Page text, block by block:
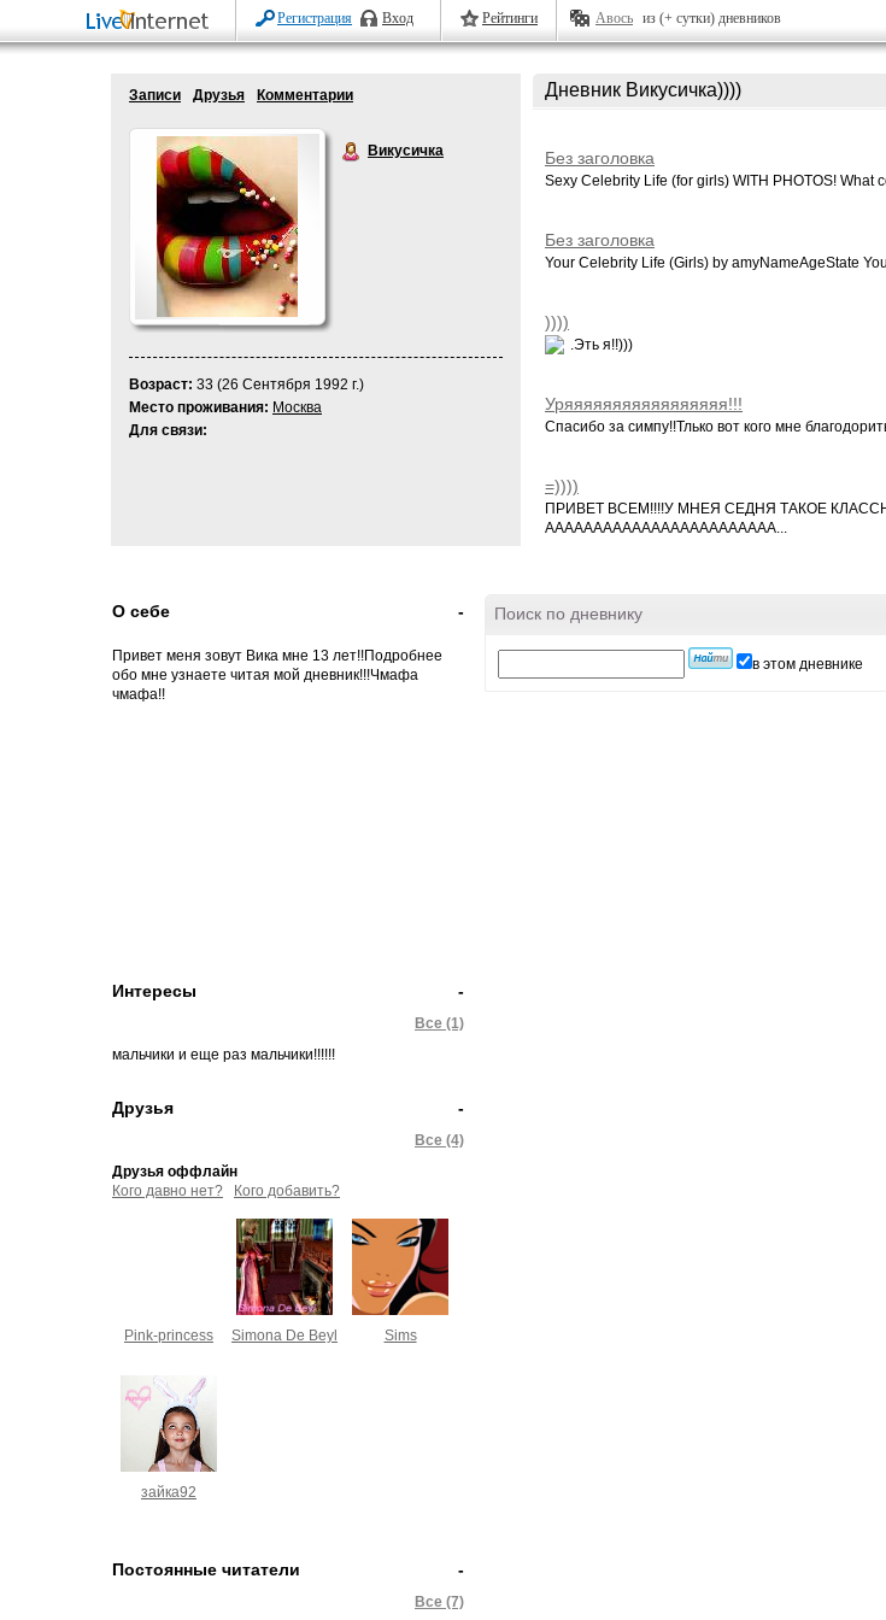
Регистрация Вход Рейтинги Авось из (+ сутки) дневников
Записи Друзья Комментарии
Викусичка
Возраст: 33 (26 Сентября 1992 г.)
Место проживания: Москва
Для связи:
Дневник Викусичка))))
Без заголовка
Sexy Celebrity Life (for girls) WITH PHOTOS! What
Без заголовка
Your Celebrity Life (Girls) by amyNameAgeState
))))
.Эть я!!)))
Уряяяяяяяяяяяяяяяяя!!!
Спасибо за симпу!!Тлько вот кого мне
=))))
ПРИВЕТ ВСЕМ!!!!У МНЕЯ СЕДНЯ ТАКОЕ
АААААААААААААААААААААААА...
-
О себе
Привет меня зовут Вика мне 13 лет!!Подробнее
обо мне узнаете читая мой дневник!!!Чмафа
чмафа!!
-
Интересы
Все (1)
мальчики и еще раз мальчики!!!!!!
-
Друзья
Все (4)
Друзья оффлайн
Кого давно нет?
Кого добавить?
Pink-princess Simona De Beyl Sims
зайка92
-
Постоянные читатели
Все (7)
Поиск по дневнику
в этом дневнике